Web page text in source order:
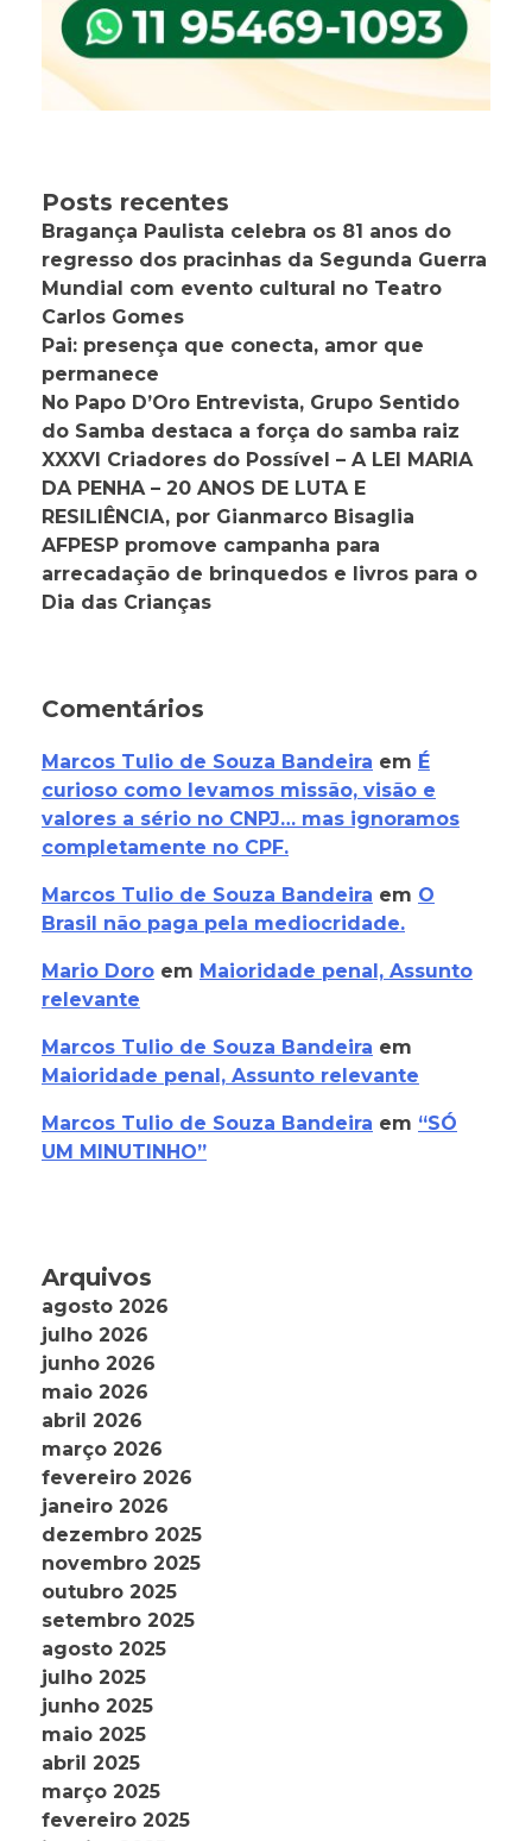
Posts recentes
Bragança Paulista celebra os 81 anos do
regresso dos pracinhas da Segunda Guerra
Mundial com evento cultural no Teatro
Carlos Gomes
Pai: presença que conecta, amor que
permanece
No Papo D’Oro Entrevista, Grupo Sentido
do Samba destaca a força do samba raiz
XXXVI Criadores do Possível – A LEI MARIA
DA PENHA – 20 ANOS DE LUTA E
RESILIÊNCIA, por Gianmarco Bisaglia
AFPESP promove campanha para
arrecadação de brinquedos e livros para o
Dia das Crianças
Comentários
Marcos Tulio de Souza Bandeira em É
curioso como levamos missão, visão e
valores a sério no CNPJ… mas ignoramos
completamente no CPF.
Marcos Tulio de Souza Bandeira em O
Brasil não paga pela mediocridade.
Mario Doro em Maioridade penal, Assunto
relevante
Marcos Tulio de Souza Bandeira em
Maioridade penal, Assunto relevante
Marcos Tulio de Souza Bandeira em “SÓ
UM MINUTINHO”
Arquivos
agosto 2026
julho 2026
junho 2026
maio 2026
abril 2026
março 2026
fevereiro 2026
janeiro 2026
dezembro 2025
novembro 2025
outubro 2025
setembro 2025
agosto 2025
julho 2025
junho 2025
maio 2025
abril 2025
março 2025
fevereiro 2025